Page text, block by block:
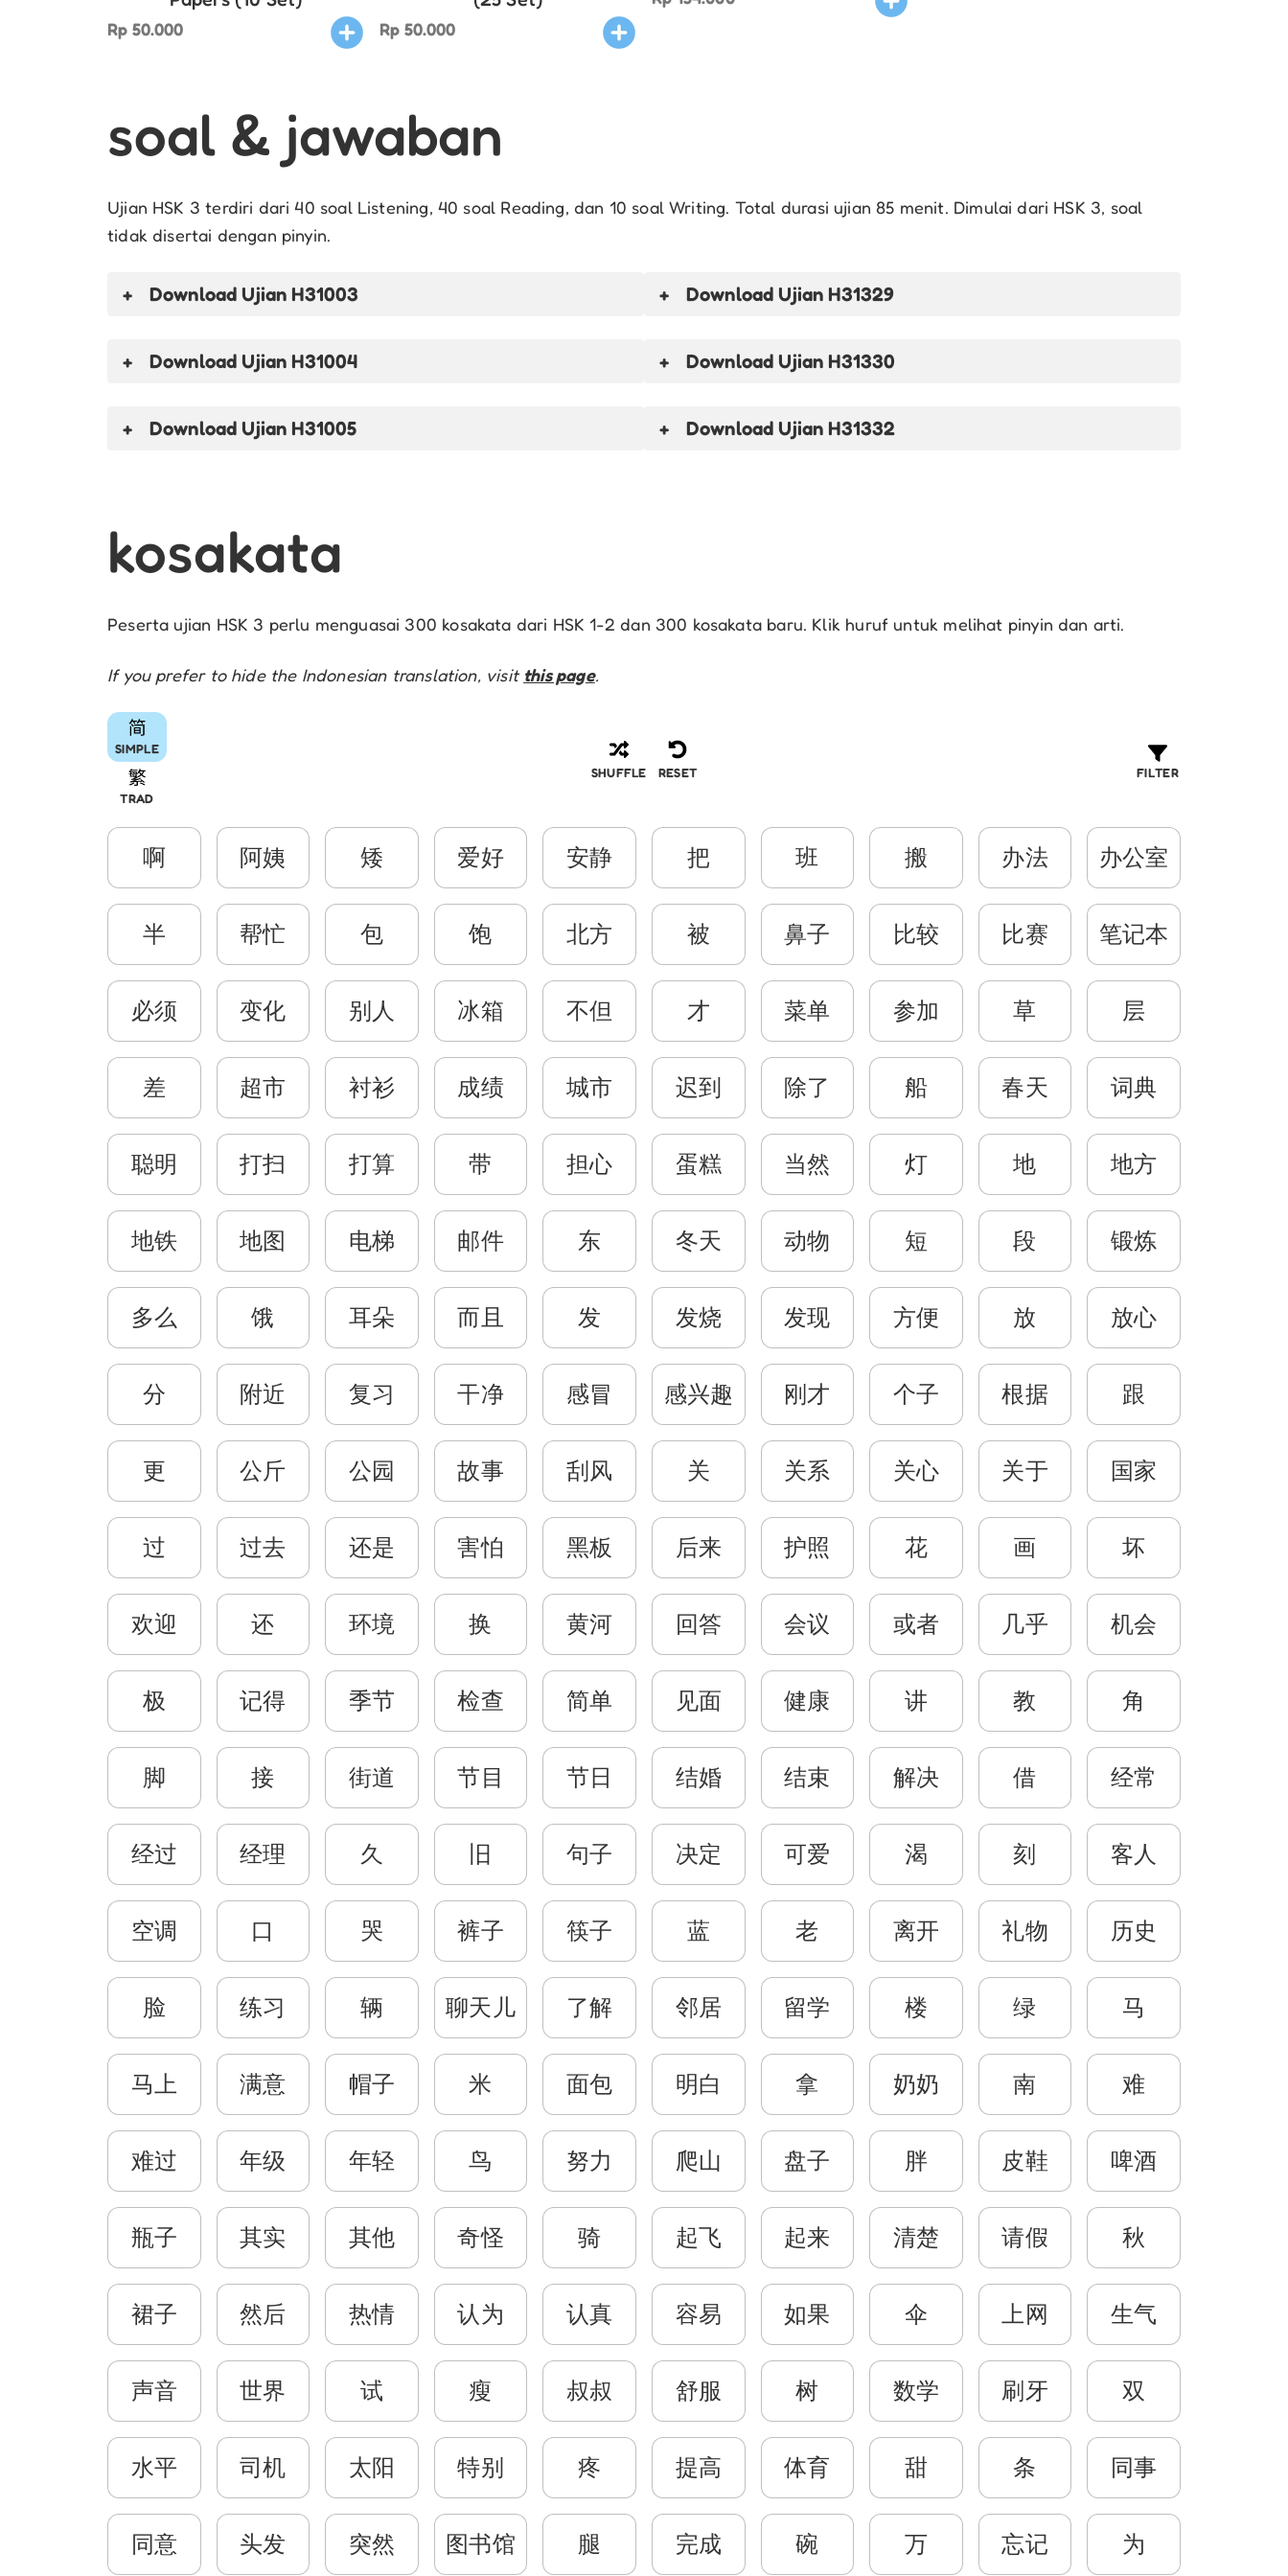
Rp 50.000 Rp 50.000
soal & jawaban
Ujian HSK 3 terdiri dari 40 soal Listening, 40 soal Reading, dan 10 soal Writing. Total durasi ujian 85 menit. Dimulai dari HSK 3, soal
tidak disertai dengan pinyin.
Download Ujian H31003
Download Ujian H31004
Download Ujian H31005
Download Ujian H31329
Download Ujian H31330
Download Ujian H31332
kosakata
Peserta ujian HSK 3 perlu menguasai 300 kosakata dari HSK 1-2 dan 300 kosakata baru. Klik huruf untuk melihat pinyin dan arti.
If you prefer to hide the Indonesian translation, visit this page.
SIMPLE
TRAD
SHUFFLE RESET FILTER
啊 阿姨 矮 爱好 安静 把 班 搬 办法 办公室
半 帮忙 包 饱 北方 被 鼻子 比较 比赛 笔记本
必须 变化 别人 冰箱 不但 才 菜单 参加 草 层
差 超市 衬衫 成绩 城市 迟到 除了 船 春天 词典
聪明 打扫 打算 带 担心 蛋糕 当然 灯 地 地方
地铁 地图 电梯 邮件 东 冬天 动物 短 段 锻炼
多么 饿 耳朵 而且 发 发烧 发现 方便 放 放心
分 附近 复习 干净 感冒 感兴趣 刚才 个子 根据 跟
更 公斤 公园 故事 刮风 关 关系 关心 关于 国家
过 过去 还是 害怕 黑板 后来 护照 花 画 坏
欢迎 还 环境 换 黄河 回答 会议 或者 几乎 机会
极 记得 季节 检查 简单 见面 健康 讲 教 角
脚 接 街道 节目 节日 结婚 结束 解决 借 经常
经过 经理 久 旧 句子 决定 可爱 渴 刻 客人
空调 口 哭 裤子 筷子 蓝 老 离开 礼物 历史
脸 练习 辆 聊天儿 了解 邻居 留学 楼 绿 马
马上 满意 帽子 米 面包 明白 拿 奶奶 南 难
难过 年级 年轻 鸟 努力 爬山 盘子 胖 皮鞋 啤酒
瓶子 其实 其他 奇怪 骑 起飞 起来 清楚 请假 秋
裙子 然后 热情 认为 认真 容易 如果 伞 上网 生气
声音 世界 试 瘦 叔叔 舒服 树 数学 刷牙 双
水平 司机 太阳 特别 疼 提高 体育 甜 条 同事
同意 头发 突然 图书馆 腿 完成 碗 万 忘记 为